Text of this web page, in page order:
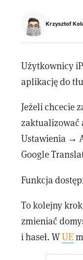
Krzysztof
Użytkownicy
aplikację do
Jeżeli chcecie
zaktualizować
Ustawienia →
Google
Funkcja
To kolejny
zmieniać
i haseł. WUE